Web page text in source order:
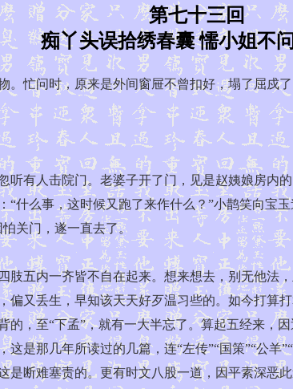
第七十三回
痴丫头误拾绣春囊 懦小姐不
问时，原来是外间窗屉不曾扣好，塌了屈戍
人击院门。老婆子开了门，见是赵姨娘房内
什么事，这时候又跑了来作什么？”小鹊笑向宝
关门，遂一直去了。
内一齐皆不自在起来。想来想去，别无他法
又丢生，早知该天天好歹温习些的。如今打算
，至“下孟”，就有一大半忘了。算起五经来，
是那几年所读过的几篇，连“左传”“国策”“公
是断难塞责的。更有时文八股一道，因平素深恶